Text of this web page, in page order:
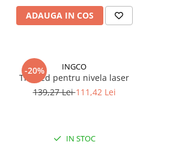
ADAUGA IN COS
-20% INGCO
Trepied pentru nivela laser
139,27 Lei111,42 Lei
IN STOC